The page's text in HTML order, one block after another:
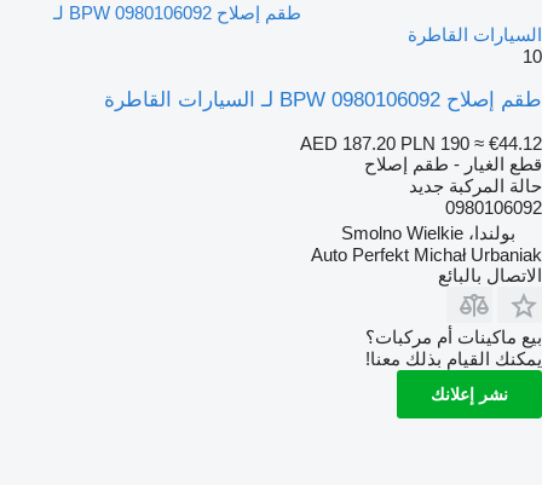
طقم إصلاح BPW 0980106092 لـ
السيارات القاطرة
10
طقم إصلاح BPW 0980106092 لـ السيارات القاطرة
AED 187.20 PLN 190 ≈ €44.12
قطع الغيار - طقم إصلاح
حالة المركبة جديد
0980106092
بولندا، Smolno Wielkie
Auto Perfekt Michał Urbaniak
الاتصال بالبائع
بيع ماكينات أم مركبات؟
يمكنك القيام بذلك معنا!
نشر إعلانك